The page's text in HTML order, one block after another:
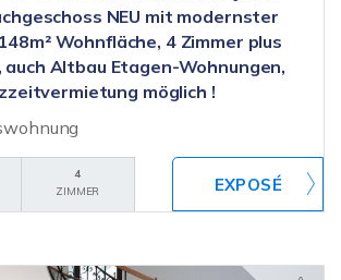
NEU mit modernster
Wohnfläche, 4 Zimmer plus
auch Altbau Etagen-Wohnungen,
möglich !
4
ZIMMER